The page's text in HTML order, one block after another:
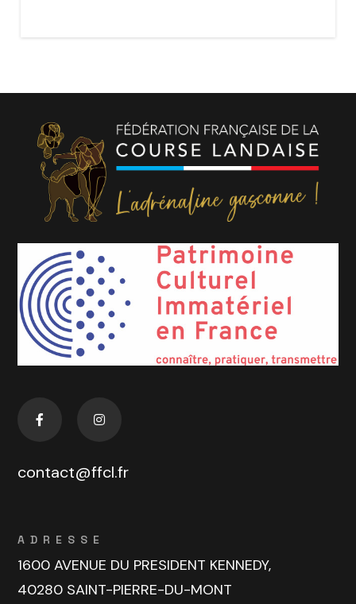
contact@ffcl.fr
ADRESSE
1600 AVENUE DU PRESIDENT KENNEDY,
40280 SAINT-PIERRE-DU-MONT